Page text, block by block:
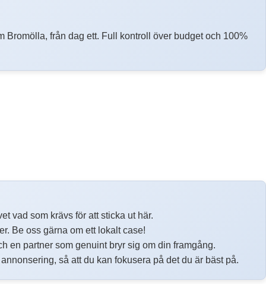
från dag ett. Full kontroll över budget och 100%
vad som krävs för att sticka ut här.
Be oss gärna om ett lokalt case!
en partner som genuint bryr sig om din framgång.
så att du kan fokusera på det du är bäst på.